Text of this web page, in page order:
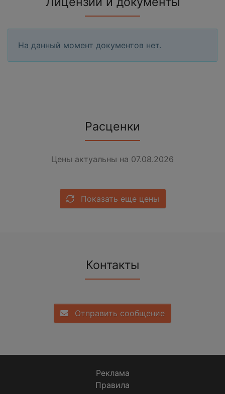
На данный момент документов нет.
Расценки
Цены актуальны на 07.08.2026
Показать еще цены
Контакты
Отправить сообщение
Реклама
Правила